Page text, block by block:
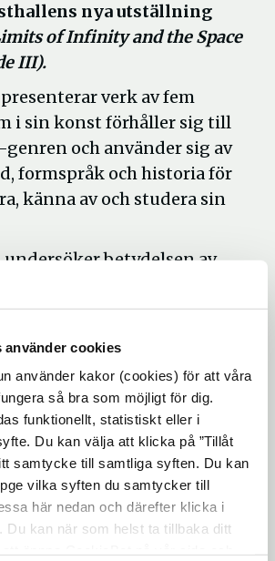
använder cookies
använder kakor (cookies) för att våra
så bra som möjligt för dig.
funktionellt, statistiskt eller i
Du kan välja att klicka på ”Tillåt
samtycke till samtliga syften. Du kan
vilka syften du samtycker till
här nedan och därefter klicka i
Du kan när som helst ta tillbaka ditt
nya utställning
of Infinity and the Space
III).
verk av fem
i sin konst förhåller sig till
och använder sig av
formspråk och historia för
känna av och studera sin
betydelsen av
val och effekterna av våra
kan det vara spekulationer
och tider, fiktioner med
I utställningen
av science fiction i
som undersöker
villkor.
Södertälje konsthall är den
III) i en serie på fyra med